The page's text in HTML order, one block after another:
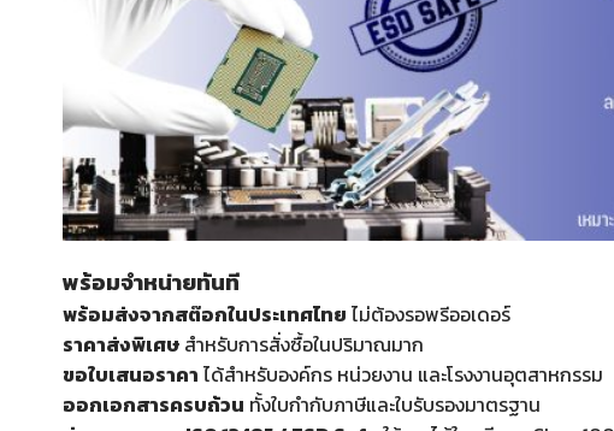
พร้อมจำหน่ายทันที
พร้อมส่งจากสต๊อกในประเทศไทย ไม่ต้องรอพรีออเดอร์
ราคาส่งพิเศษ สำหรับการสั่งซื้อในปริมาณมาก
ขอใบเสนอราคา ได้สำหรับองค์กร หน่วยงาน และโรงงานอุตสาหกรรม
ออกเอกสารครบถ้วน ทั้งใบกำกับภาษีและใบรับรองมาตรฐาน